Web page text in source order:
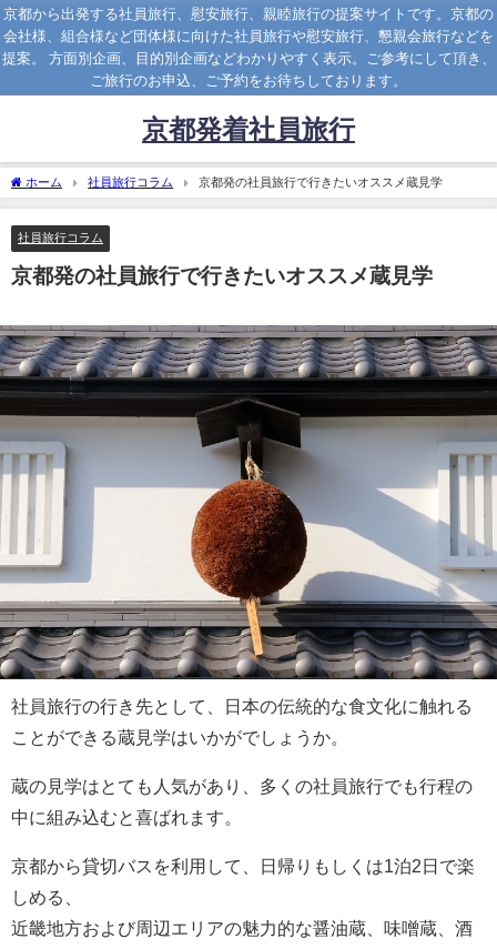
京都から出発する社員旅行、慰安旅行、親睦旅行の提案サイトです。京都の
会社様、組合様など団体様に向けた社員旅行や慰安旅行、懇親会旅行などを
提案。 方面別企画、目的別企画などわかりやすく表示。ご参考にして頂き、
ご旅行のお申込、ご予約をお待ちしております。
京都発着社員旅行
ホーム 社員旅行コラム 京都発の社員旅行で行きたいオススメ蔵見学
社員旅行コラム
京都発の社員旅行で行きたいオススメ蔵見学
社員旅行の行き先として、日本の伝統的な食文化に触れる
ことができる蔵見学はいかがでしょうか。
蔵の見学はとても人気があり、多くの社員旅行でも行程の
中に組み込むと喜ばれます。
京都から貸切バスを利用して、日帰りもしくは1泊2日で楽
しめる、
近畿地方および周辺エリアの魅力的な醤油蔵、味噌蔵、酒